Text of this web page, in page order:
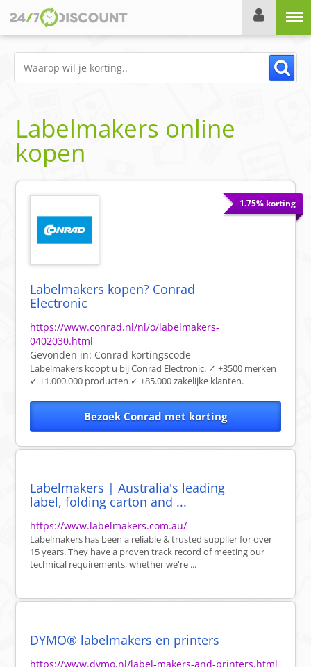
Labelmakers online
kopen
1.75% korting
Labelmakers kopen? Conrad
Electronic
https://www.conrad.nl/nl/o/labelmakers-
0402030.html
Gevonden in: Conrad kortingscode
Labelmakers koopt u bij Conrad Electronic. ✓ +3500 merken
✓ +1.000.000 producten ✓ +85.000 zakelijke klanten.
Bezoek Conrad met korting
Labelmakers | Australia's leading
label, folding carton and ...
https://www.labelmakers.com.au/
Labelmakers has been a reliable & trusted supplier for over
15 years. They have a proven track record of meeting our
technical requirements, whether we're ...
DYMO® labelmakers en printers
https://www.dymo.nl/label-makers-and-printers.html